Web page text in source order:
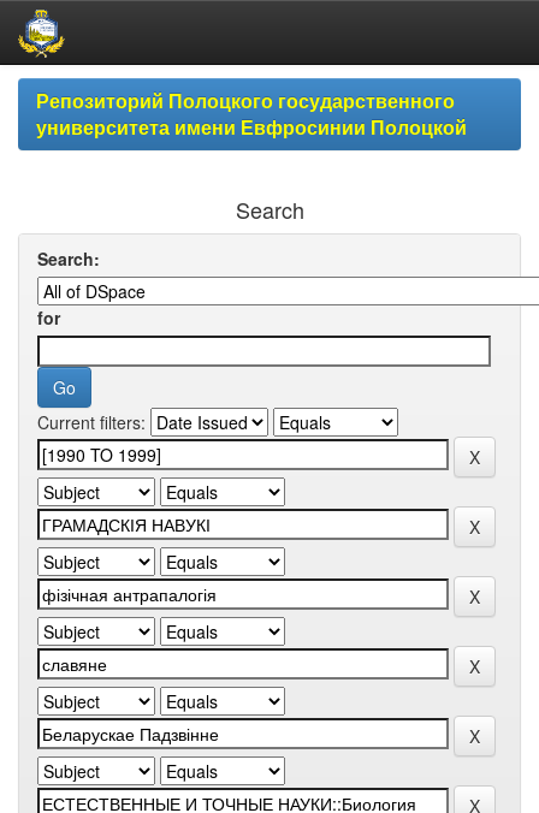
Skip
navigationРепозиторий Полоцкого государственного
университета имени Евфросинии Полоцкой
Search
Search:
for
Current filters: